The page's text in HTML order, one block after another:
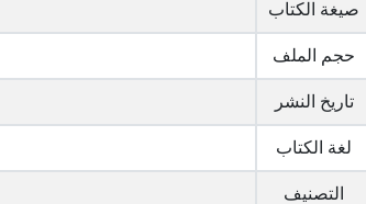
صيغة الكتاب
حجم الملف
تاريخ النشر
لغة الكتاب
التصنيف